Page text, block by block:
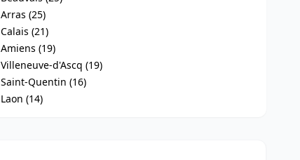
Arras (25)
Calais (21)
Amiens (19)
Villeneuve-d'Ascq (19)
Saint-Quentin (16)
Laon (14)